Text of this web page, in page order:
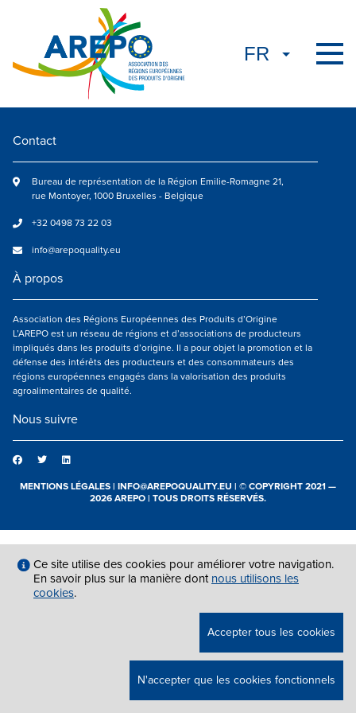
Contact
Bureau de représentation de la Région Emilie-Romagne 21,
rue Montoyer, 1000 Bruxelles - Belgique
+32 0498 73 22 03
info@arepoquality.eu
À propos
Association des Régions Européennes des Produits d’Origine
L’AREPO est un réseau de régions et d’associations de producteurs
impliqués dans les produits d’origine. Il a pour objet la promotion et la
défense des intérêts des producteurs et des consommateurs des
régions européennes engagés dans la valorisation des produits
agroalimentaires de qualité.
Nous suivre
MENTIONS LÉGALES | INFO@AREPOQUALITY.EU | © COPYRIGHT 2021 —
2026 AREPO | TOUS DROITS RÉSERVÉS.
Ce site utilise des cookies pour améliorer votre navigation.
En savoir plus sur la manière dont nous utilisons les
cookies.
Accepter tous les cookies
N'accepter que les cookies fonctionnels